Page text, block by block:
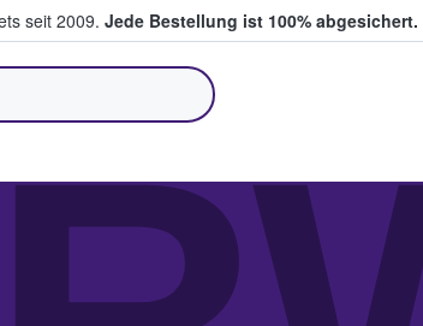
seit 2009. Jede Bestellung ist 100% abgesichert.
verkaufen